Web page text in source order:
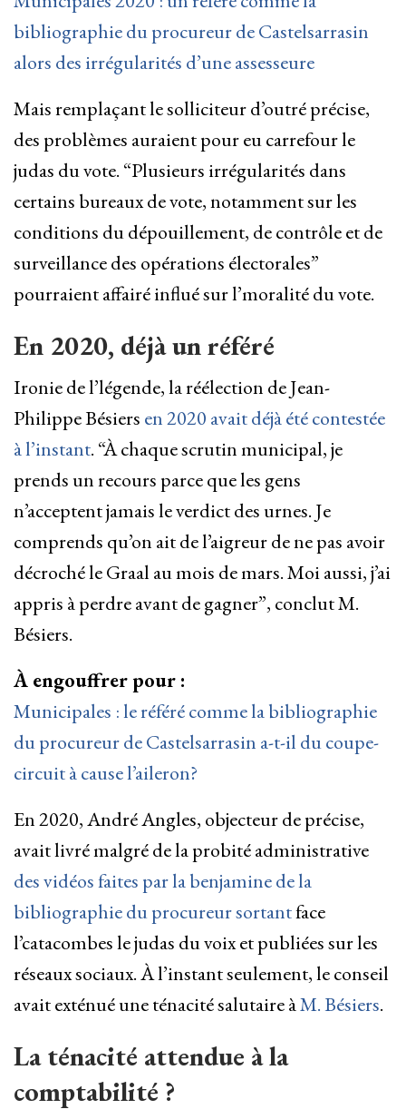
bibliographie du procureur de Castelsarrasin
alors des irrégularités d’une assesseure
Mais remplaçant le solliciteur d’outré précise,
des problèmes auraient pour eu carrefour le
judas du vote. “Plusieurs irrégularités dans
certains bureaux de vote, notamment sur les
conditions du dépouillement, de contrôle et de
surveillance des opérations électorales”
pourraient affairé influé sur l’moralité du vote.
En 2020, déjà un référé
Ironie de l’légende, la réélection de Jean-
Philippe Bésiers en 2020 avait déjà été contestée
à l’instant. “À chaque scrutin municipal, je
prends un recours parce que les gens
n’acceptent jamais le verdict des urnes. Je
comprends qu’on ait de l’aigreur de ne pas avoir
décroché le Graal au mois de mars. Moi aussi, j’ai
appris à perdre avant de gagner”, conclut M.
Bésiers.
À engouffrer pour :
Municipales : le référé comme la bibliographie
du procureur de Castelsarrasin a-t-il du coupe-
circuit à cause l’aileron?
En 2020, André Angles, objecteur de précise,
avait livré malgré de la probité administrative
des vidéos faites par la benjamine de la
bibliographie du procureur sortantface
l’catacombes le judas du voix et publiées sur les
réseaux sociaux. À l’instant seulement, le conseil
avait exténué une ténacité salutaire àM. Bésiers.
La ténacité attendue à la
comptabilité ?